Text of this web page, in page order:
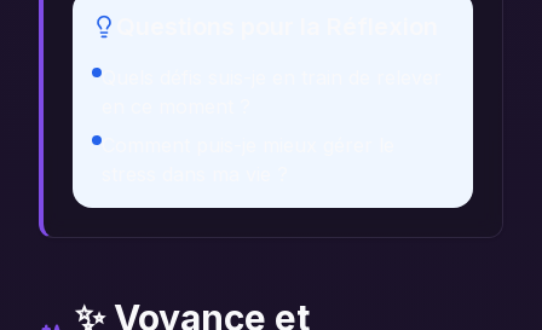
✨ Voyance et